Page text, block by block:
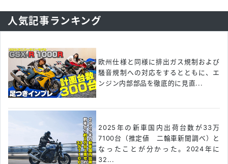
人気記事ランキング
欧州仕様と同様に排出ガス規制および
騒音規制への対応をするとともに、エ
ンジン内部部品を徹底的に見直...
2025年の新車国内出荷台数が33万
7100台（推定値 二輪車新聞調べ）と
なったことが分かった。2024年に
32...